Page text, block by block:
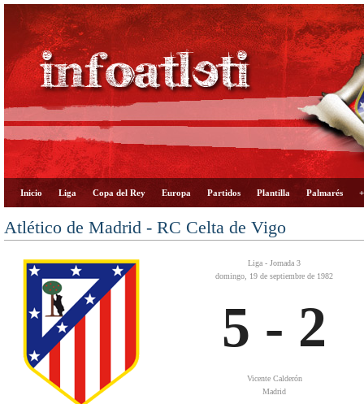
Inicio Liga Copa del Rey Europa Partidos Plantilla Palmarés
Atlético de Madrid - RC Celta de Vigo
Liga - Jornada 3
domingo, 19 de septiembre de 1982
5 - 2
Vicente Calderón
Madrid